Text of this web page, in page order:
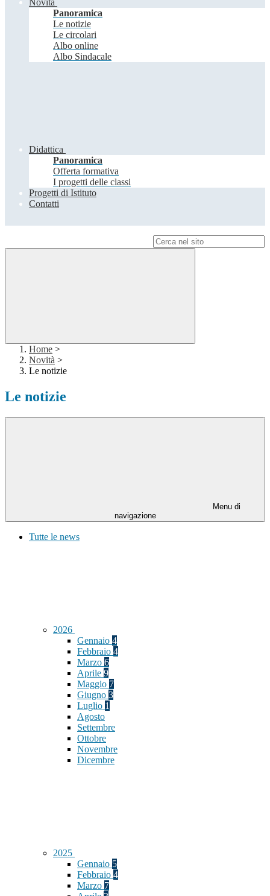
Novità
Panoramica
Le notizie
Le circolari
Albo online
Albo Sindacale
Didattica
Panoramica
Offerta formativa
I progetti delle classi
Progetti di Istituto
Contatti
Home >
Novità >
Le notizie
Le notizie
Menu di
navigazione
Tutte le news
2026
Gennaio 4
Febbraio 4
Marzo 6
Aprile 9
Maggio 7
Giugno 3
Luglio 1
Agosto
Settembre
Ottobre
Novembre
Dicembre
2025
Gennaio 5
Febbraio 4
Marzo 7